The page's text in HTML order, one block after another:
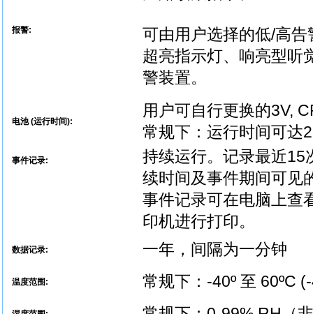
报警:
可由用户选择的低/高告
超亮指示灯、响亮型听
警装置。
电池 (运行时间):
用户可自行更换的3V,
常规下：运行时间可达
事件记录:
持续运行。记录最近15
续时间及事件期间可见
事件记录可在电脑上查
印机进行打印。
数据记录: 一年，间隔为一分钟
温度范围: 常规下：-40º 至 60ºC